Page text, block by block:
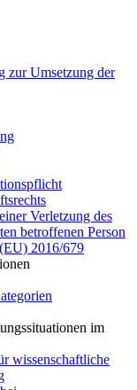
zur Umsetzung der
Verletzung des
betroffenen Person
2016/679
im
wissenschaftliche